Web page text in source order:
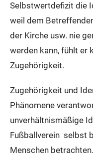
Selbstwertdefizit die
weil dem
der Kirche usw. nie
werden kann, fühlt er
Zugehörigkeit.
Zugehörigkeit und
Phänomene
unverhältnismäßige
Fußballverein selbst
Menschen